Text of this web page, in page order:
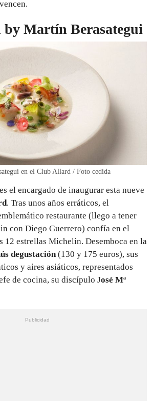
Martín Berasategui
en el Club Allard / Foto cedida
es el encargado de inaugurar esta nueve
. Tras unos años erráticos, el
restaurante (llego a tener
con Diego Guerrero) confía en el
12 estrellas Michelin. Desemboca en la
degustación(130 y 175 euros), sus
y aires asiáticos, representados
de cocina, su discípulo José Mª